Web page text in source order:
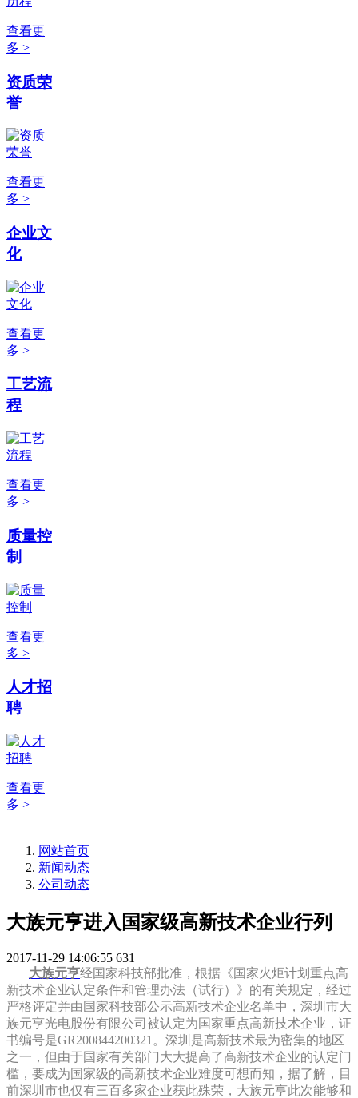
查看更
多 >
资质荣
誉
查看更
多 >
企业文
化
查看更
多 >
工艺流
程
查看更
多 >
质量控
制
查看更
多 >
人才招
聘
查看更
多 >
网站首页
新闻动态
公司动态
大族元亨进入国家级高新技术企业行列
2017-11-29 14:06:55 631
大族元亨经国家科技部批准，根据《国家火炬计划重点高
新技术企业认定条件和管理办法（试行）》的有关规定，经过
严格评定并由国家科技部公示高新技术企业名单中，深圳市大
族元亨光电股份有限公司被认定为国家重点高新技术企业，证
书编号是GR200844200321。深圳是高新技术最为密集的地区
之一，但由于国家有关部门大大提高了高新技术企业的认定门
槛，要成为国家级的高新技术企业难度可想而知，据了解，目
前深圳市也仅有三百多家企业获此殊荣，大族元亨此次能够和